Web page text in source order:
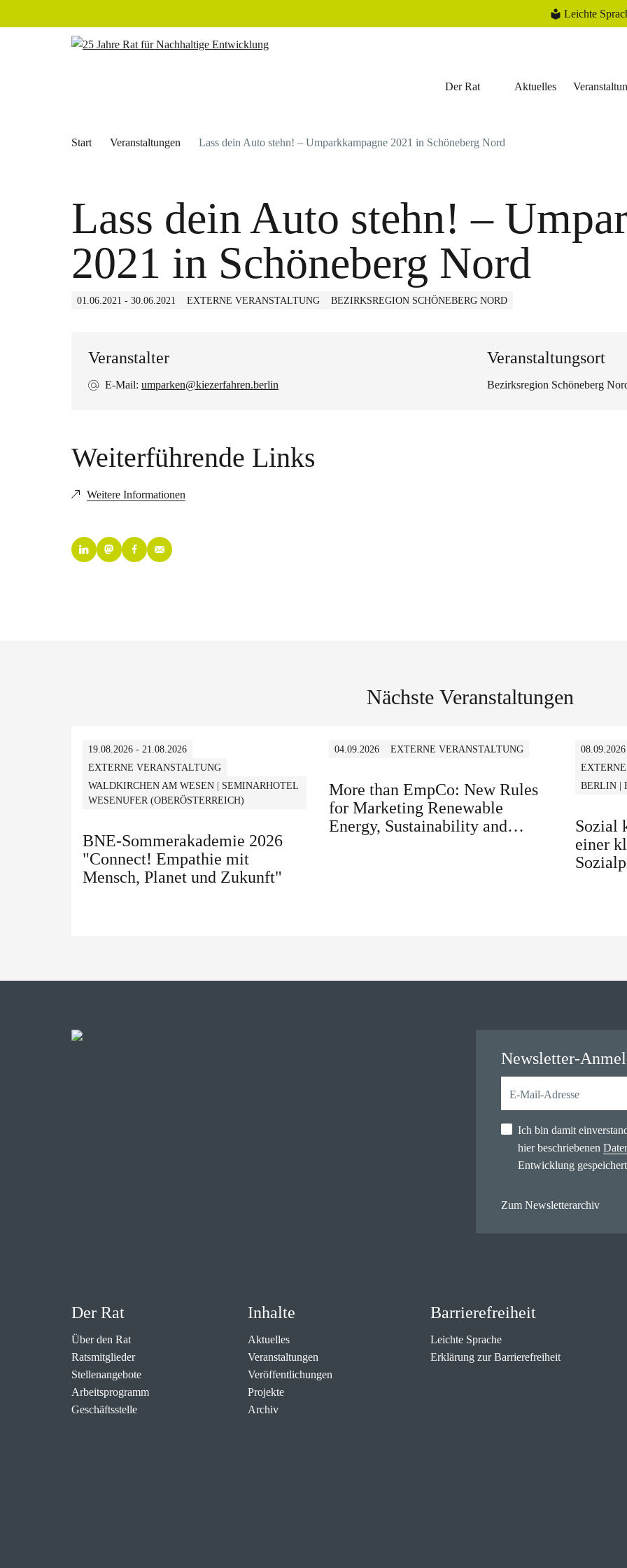
Leichte
Der Rat Aktuelles
Start Veranstaltungen Lass dein Auto stehn! – Umparkkampagne 2021 in Schöneberg Nord
Lass dein Auto stehn! –
2021 in Schöneberg Nord
01.06.2021 - 30.06.2021 EXTERNE VERANSTALTUNG BEZIRKSREGION SCHÖNEBERG NORD
Veranstalter
E-Mail: umparken@kiezerfahren.berlin
Veranstaltungsort
Bezirksregion Schöneberg
Weiterführende Links
Weitere Informationen
Nächste Veranstaltungen
19.08.2026 - 21.08.2026
EXTERNE VERANSTALTUNG
WALDKIRCHEN AM WESEN | SEMINARHOTEL
WESENUFER (OBERÖSTERREICH)
BNE-Sommerakademie 2026
"Connect! Empathie mit
Mensch, Planet und Zukunft"
04.09.2026 EXTERNE VERANSTALTUNG
More than EmpCo: New Rules
for Marketing Renewable
Energy, Sustainability and
BERLIN |
Sozial
einer
Newsletter-
Ich bin damit
hier beschriebenen
Entwicklung
Zum Newsletterarchiv
Der Rat
Über den Rat
Ratsmitglieder
Stellenangebote
Arbeitsprogramm
Geschäftsstelle
Inhalte
Aktuelles
Veranstaltungen
Veröffentlichungen
Projekte
Archiv
Barrierefreiheit
Leichte Sprache
Erklärung zur Barrierefreiheit